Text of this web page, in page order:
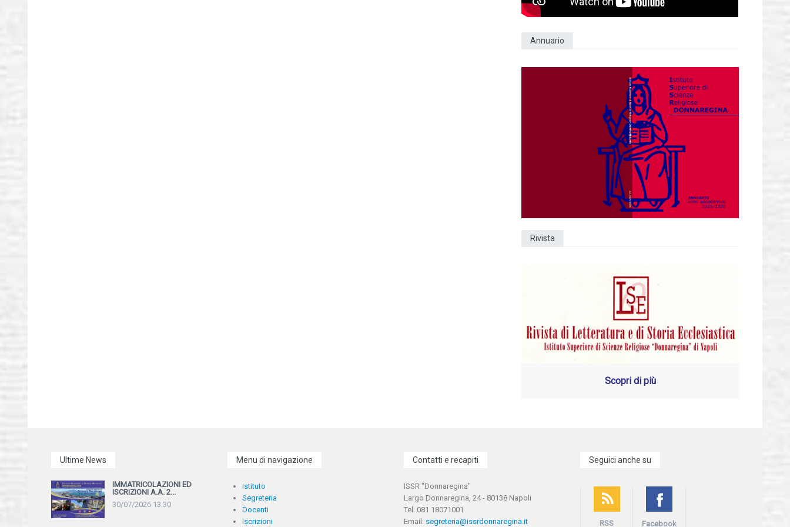
Annuario
Rivista
Scopri di più
Ultime News
IMMATRICOLAZIONI ED
ISCRIZIONI A.A. 2...
30/07/2026 13.30
Menu di navigazione
Istituto
Segreteria
Docenti
Iscrizioni
Contatti e recapiti
ISSR "Donnaregina"
Largo Donnaregina, 24 - 80138 Napoli
Tel. 081 18071001
Email: segreteria@issrdonnaregina.it
Seguici anche su
RSS Facebook